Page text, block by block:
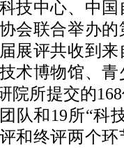
中心、中国
会联合举办
展评共收到
术博物馆、
院所提交的
队和19所“科
和终评两个